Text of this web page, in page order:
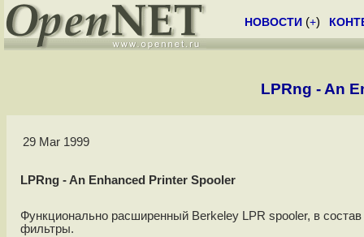
НОВОСТИ (+)
LPRng - An
29 Mar 1999
LPRng - An Enhanced Printer Spooler
Функционально расширенный Berkeley LPR spooler, в
фильтры.